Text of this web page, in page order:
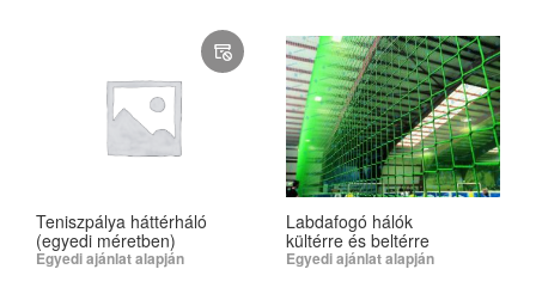
Teniszpálya háttérháló
(egyedi méretben)
Egyedi ajánlat alapján
Labdafogó hálók
kültérre és beltérre
Egyedi ajánlat alapján